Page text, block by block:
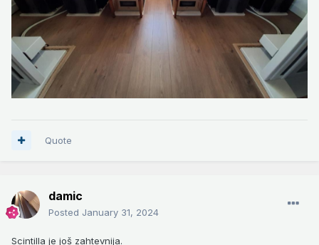
Quote
damic
Posted January 31, 2024
Scintilla je još zahtevnija.